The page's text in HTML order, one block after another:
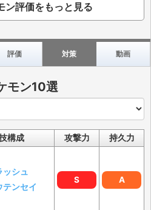
ン評価をもっと見る
評価 対策 動画
モン10選
構成 攻撃力 持久力
ッシュ
テンセイ
S A